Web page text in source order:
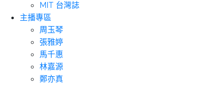
MIT 台灣誌
主播專區
周玉琴
張雅婷
馬千惠
林嘉源
鄭亦真